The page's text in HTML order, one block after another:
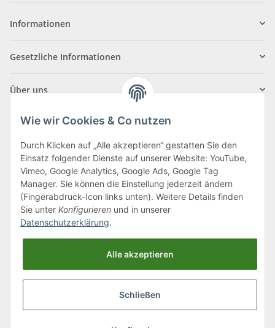
Informationen
Gesetzliche Informationen
Über uns
Klagenfurter Straße 29
9556 Liebenfels
Montag bis Donnerstag: 8:00 bis 16:30 Uhr
Freitag: 8:00 bis 12:00 Uhr
Tel.:0043 (0) 4262 50900
office@cncshop.at
Wie wir Cookies & Co nutzen
Durch Klicken auf „Alle akzeptieren“ gestatten Sie den
Einsatz folgender Dienste auf unserer Website: YouTube,
Vimeo, Google Analytics, Google Ads, Google Tag
Manager. Sie können die Einstellung jederzeit ändern
(Fingerabdruck-Icon links unten). Weitere Details finden
Sie unter Konfigurieren und in unserer
Datenschutzerklärung.
Alle akzeptieren
Schließen